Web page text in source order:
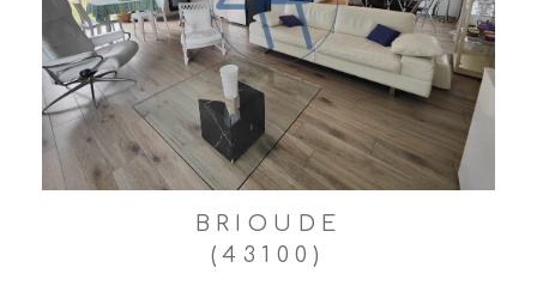
BRIOUDE
(43100)